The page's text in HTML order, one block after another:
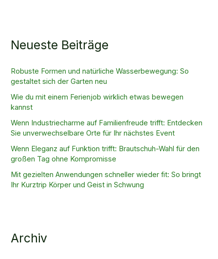
Neueste Beiträge
Robuste Formen und natürliche Wasserbewegung: So
gestaltet sich der Garten neu
Wie du mit einem Ferienjob wirklich etwas bewegen
kannst
Wenn Industriecharme auf Familienfreude trifft: Entdecken
Sie unverwechselbare Orte für Ihr nächstes Event
Wenn Eleganz auf Funktion trifft: Brautschuh-Wahl für den
großen Tag ohne Kompromisse
Mit gezielten Anwendungen schneller wieder fit: So bringt
Ihr Kurztrip Körper und Geist in Schwung
Archiv